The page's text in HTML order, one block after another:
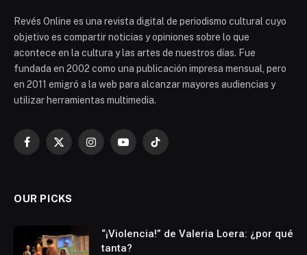
Revés Online es una revista digital de periodismo cultural cuyo
objetivo es compartir noticias y opiniones sobre lo que
acontece en la cultura y las artes de nuestros días. Fue
fundada en 2002 como una publicación impresa mensual, pero
en 2011 emigró a la web para alcanzar mayores audiencias y
utilizar herramientas multimedia.
Facebook
X
InstagramYouTubeTikTok
OUR PICKS
“¡Violencia!” de Valeria Loera: ¿por qué
tanta?